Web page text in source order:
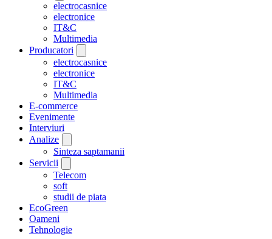
electrocasnice
electronice
IT&C
Multimedia
Producatori
electrocasnice
electronice
IT&C
Multimedia
E-commerce
Evenimente
Interviuri
Analize
Sinteza saptamanii
Servicii
Telecom
soft
studii de piata
EcoGreen
Oameni
Tehnologie